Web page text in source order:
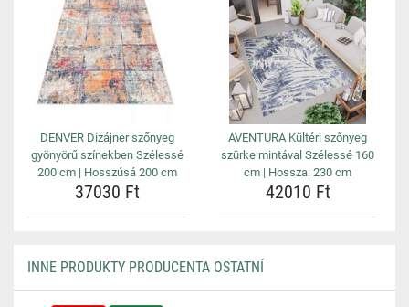
DENVER Dizájner szőnyeg
gyönyörű színekben Szélessé
200 cm | Hosszúsá 200 cm
37030 Ft
AVENTURA Kültéri szőnyeg
szürke mintával Szélessé 160
cm | Hossza: 230 cm
42010 Ft
INNE PRODUKTY PRODUCENTA OSTATNÍ